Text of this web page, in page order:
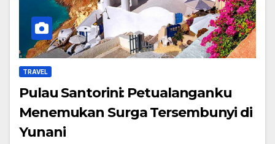
TRAVEL
Pulau Santorini: Petualanganku
Menemukan Surga Tersembunyi di
Yunani